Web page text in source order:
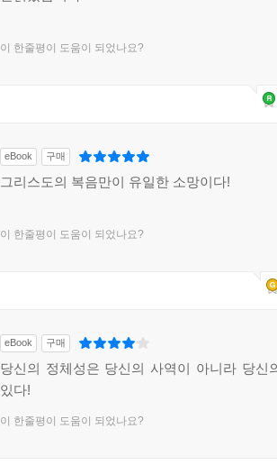
이 한줄평이 도움이 되었나요?
eBook 구매
그리스도의 복음만이 유일한 소망이다!
이 한줄평이 도움이 되었나요?
eBook 구매
당신의 정체성은 당신의 사역이 아니라 당신
있다!
이 한줄평이 도움이 되었나요?